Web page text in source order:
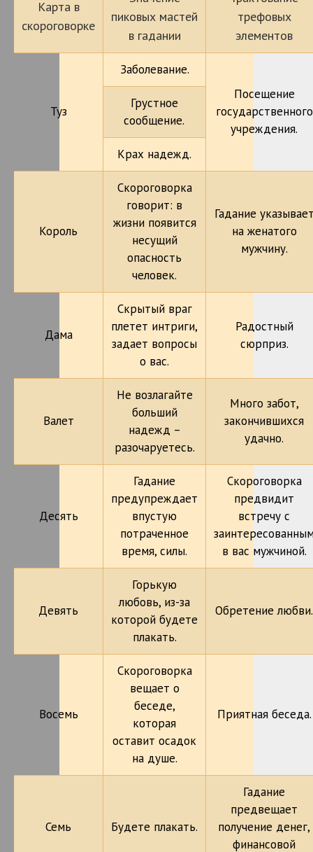
Карта в
скороговорке
пиковых мастей
в гадании
трефовых
элементов
Туз
Заболевание.
Посещение
государственного
учреждения.
Грустное
сообщение.
Крах надежд.
Король
Скороговорка
говорит: в
жизни появится
несущий
опасность
человек.
Гадание
на женатого
мужчину.
Дама
Скрытый враг
плетет интриги,
задает вопросы
о вас.
Радостный
сюрприз.
Валет
Не возлагайте
больший
надежд –
разочаруетесь.
Много забот,
закончившихся
удачно.
Десять
Гадание
предупреждает
впустую
потраченное
время, силы.
Скороговорка
предвидит
встречу с
в вас мужчиной.
Девять
Горькую
любовь, из-за
которой будете
плакать.
Обретение любви.
Восемь
Скороговорка
вещает о
беседе,
которая
оставит осадок
на душе.
Приятная беседа.
Семь Будете плакать.
Гадание
предвещает
получение денег,
финансовой